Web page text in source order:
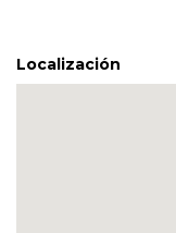
Localización